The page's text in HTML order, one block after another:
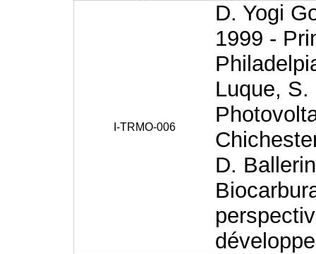
I-TRMO-006
D. Yogi
1999 -
Luque,
D.